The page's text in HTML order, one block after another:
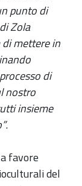
punto di
Zola
mettere in
di
nostro
insieme
.
favore
del